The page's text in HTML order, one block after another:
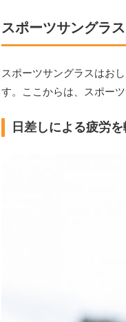
スポーツサングラ
スポーツサングラスはお
す。ここからは、スポー
日差しによる疲労